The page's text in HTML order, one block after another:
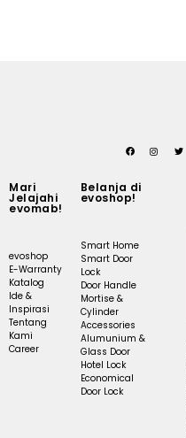
Mari
Jelajahi
evomab!
evoshop
E-Warranty
Katalog
Ide &
Inspirasi
Tentang
Kami
Career
Belanja di
evoshop!
Smart Home
Smart Door
Lock
Door Handle
Mortise &
Cylinder
Accessories
Alumunium &
Glass Door
Hotel Lock
Economical
Door Lock